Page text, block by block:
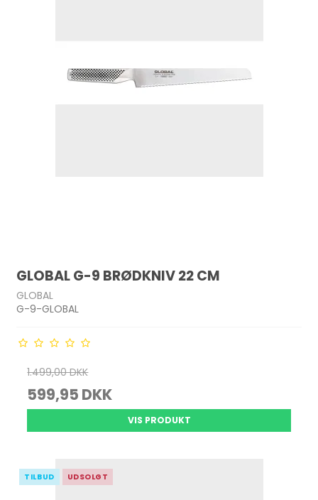
GLOBAL G-9 BRØDKNIV 22 CM
GLOBAL
G-9-GLOBAL
1.499,00 DKK
599,95 DKK
VIS PRODUKT
TILBUD UDSOLGT